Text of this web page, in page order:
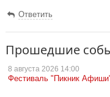
Ответить
Прошедшие
8 августа 2026 14:00
Фестиваль "Пикник